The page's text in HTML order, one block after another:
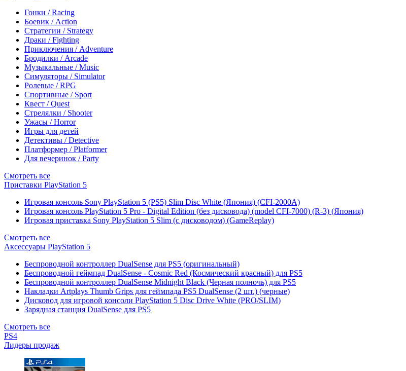
Гонки / Racing
Боевик / Action
Стратегии / Strategy
Драки / Fighting
Приключения / Adventure
Бродилки / Arcade
Музыкальные / Music
Симуляторы / Simulator
Ролевые / RPG
Спортивные / Sport
Квест / Quest
Стрелялки / Shooter
Ужасы / Horror
Игры для детей
Детективы / Detective
Платформер / Platformer
Для вечеринок / Party
Смотреть все
Приставки PlayStation 5
Игровая консоль Sony PlayStation 5 (PS5) Slim Disc White (Япония) (CFI-2000A)
Игровая консоль PlayStation 5 Pro - Digital Edition (без дисковода) (model CFI-7000) (R-3) (Япония)
Игровая приставка Sony PlayStation 5 Slim (с дисководом) (GameReplay)
Смотреть все
Аксессуары PlayStation 5
Беспроводной контроллер DualSense для PS5 (оригинальный)
Беспроводной геймпад DualSense - Cosmic Red (Космический красный) для PS5
Беспроводной контроллер DualSense Midnight Black (Черная полночь) для PS5
Накладки Artplays Thumb Grips для геймпада PS5 DualSense (2 шт.) (черные)
Дисковод для игровой консоли PlayStation 5 Disc Drive White (PRO/SLIM)
Зарядная станция DualSense для PS5
Смотреть все
PS4
Лидеры продаж